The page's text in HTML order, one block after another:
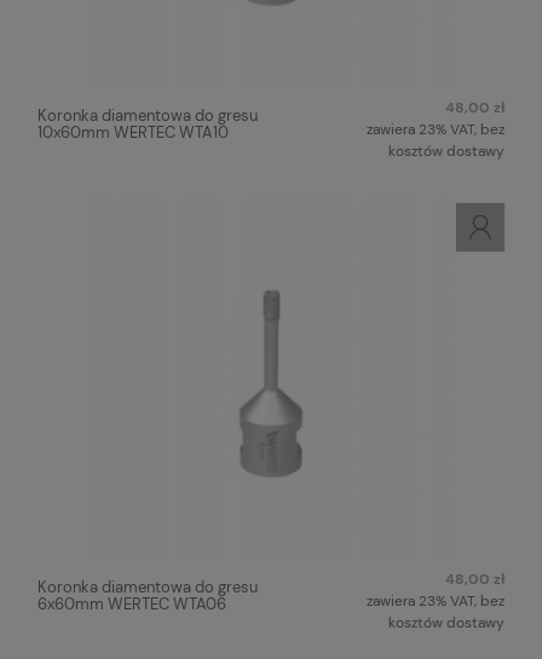
Koronka diamentowa do gresu
10x60mm WERTEC WTA10
48,00 zł
zawiera 23% VAT, bez
kosztów dostawy
Koronka diamentowa do gresu
6x60mm WERTEC WTA06
48,00 zł
zawiera 23% VAT, bez
kosztów dostawy